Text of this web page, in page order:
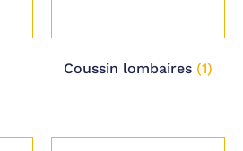
Coussin lombaires (1)